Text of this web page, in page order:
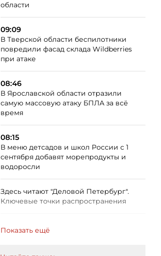
области
09:09
В Тверской области беспилотники
повредили фасад склада Wildberries
при атаке
08:46
В Ярославской области отразили
самую массовую атаку БПЛА за всё
время
08:15
В меню детсадов и школ России с 1
сентября добавят морепродукты и
водоросли
Здесь читают "Деловой Петербург".
Ключевые точки распространения
Показать ещё